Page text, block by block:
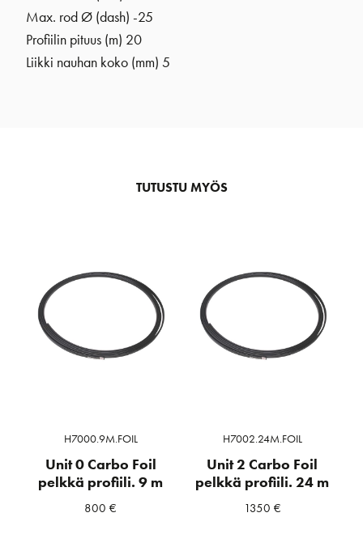
Max. rod Ø (dash) -25
Profiilin pituus (m) 20
Liikki nauhan koko (mm) 5
TUTUSTU MYÖS
H7000.9M.FOIL
Unit 0 Carbo Foil
pelkkä profiili. 9 m
800€
H7002.24M.FOIL
Unit 2 Carbo Foil
pelkkä profiili. 24 m
1350 €